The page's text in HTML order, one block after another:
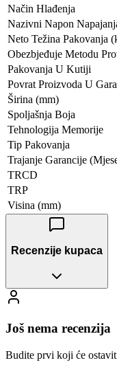
Način Hlađenja
Nazivni Napon
Neto Težina Pakovanja
Obezbjeđuje Metodu
Pakovanja U Kutiji
Povrat Proizvoda U
Širina (mm)
Spoljašnja Boja
Tehnologija Memorije
Tip Pakovanja
Trajanje Garancije
TRCD
TRP
Visina (mm)
Recenzije kupaca
Još nema recenzija
Budite prvi koji će